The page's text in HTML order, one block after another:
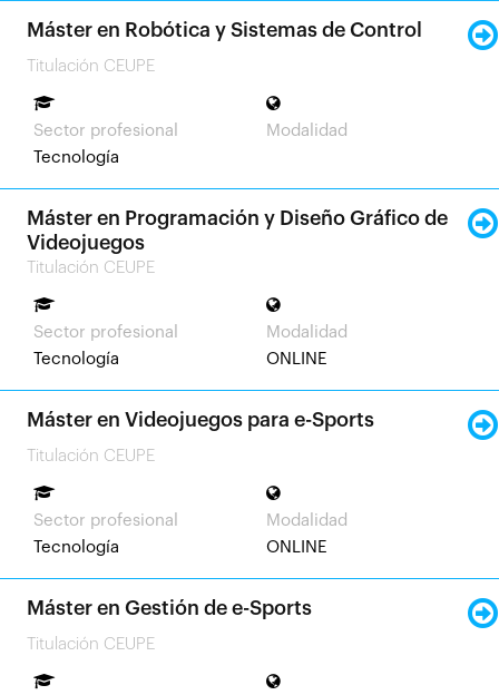
Máster en Robótica y Sistemas de Control
Titulación CEUPE
Sector profesional
Tecnología
Modalidad
Máster en Programación y Diseño Gráfico de
Videojuegos
Titulación CEUPE
Sector profesional
Tecnología
Modalidad
ONLINE
Máster en Videojuegos para e-Sports
Titulación CEUPE
Sector profesional
Tecnología
Modalidad
ONLINE
Máster en Gestión de e-Sports
Titulación CEUPE